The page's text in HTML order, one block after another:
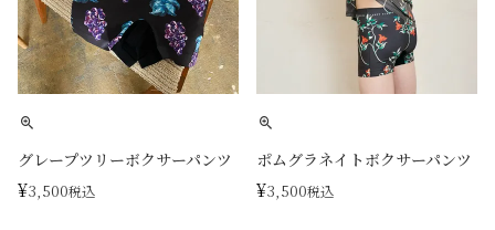
グレープツリーボクサーパンツ
¥3,500税込
ポムグラネイトボクサーパンツ
¥3,500税込